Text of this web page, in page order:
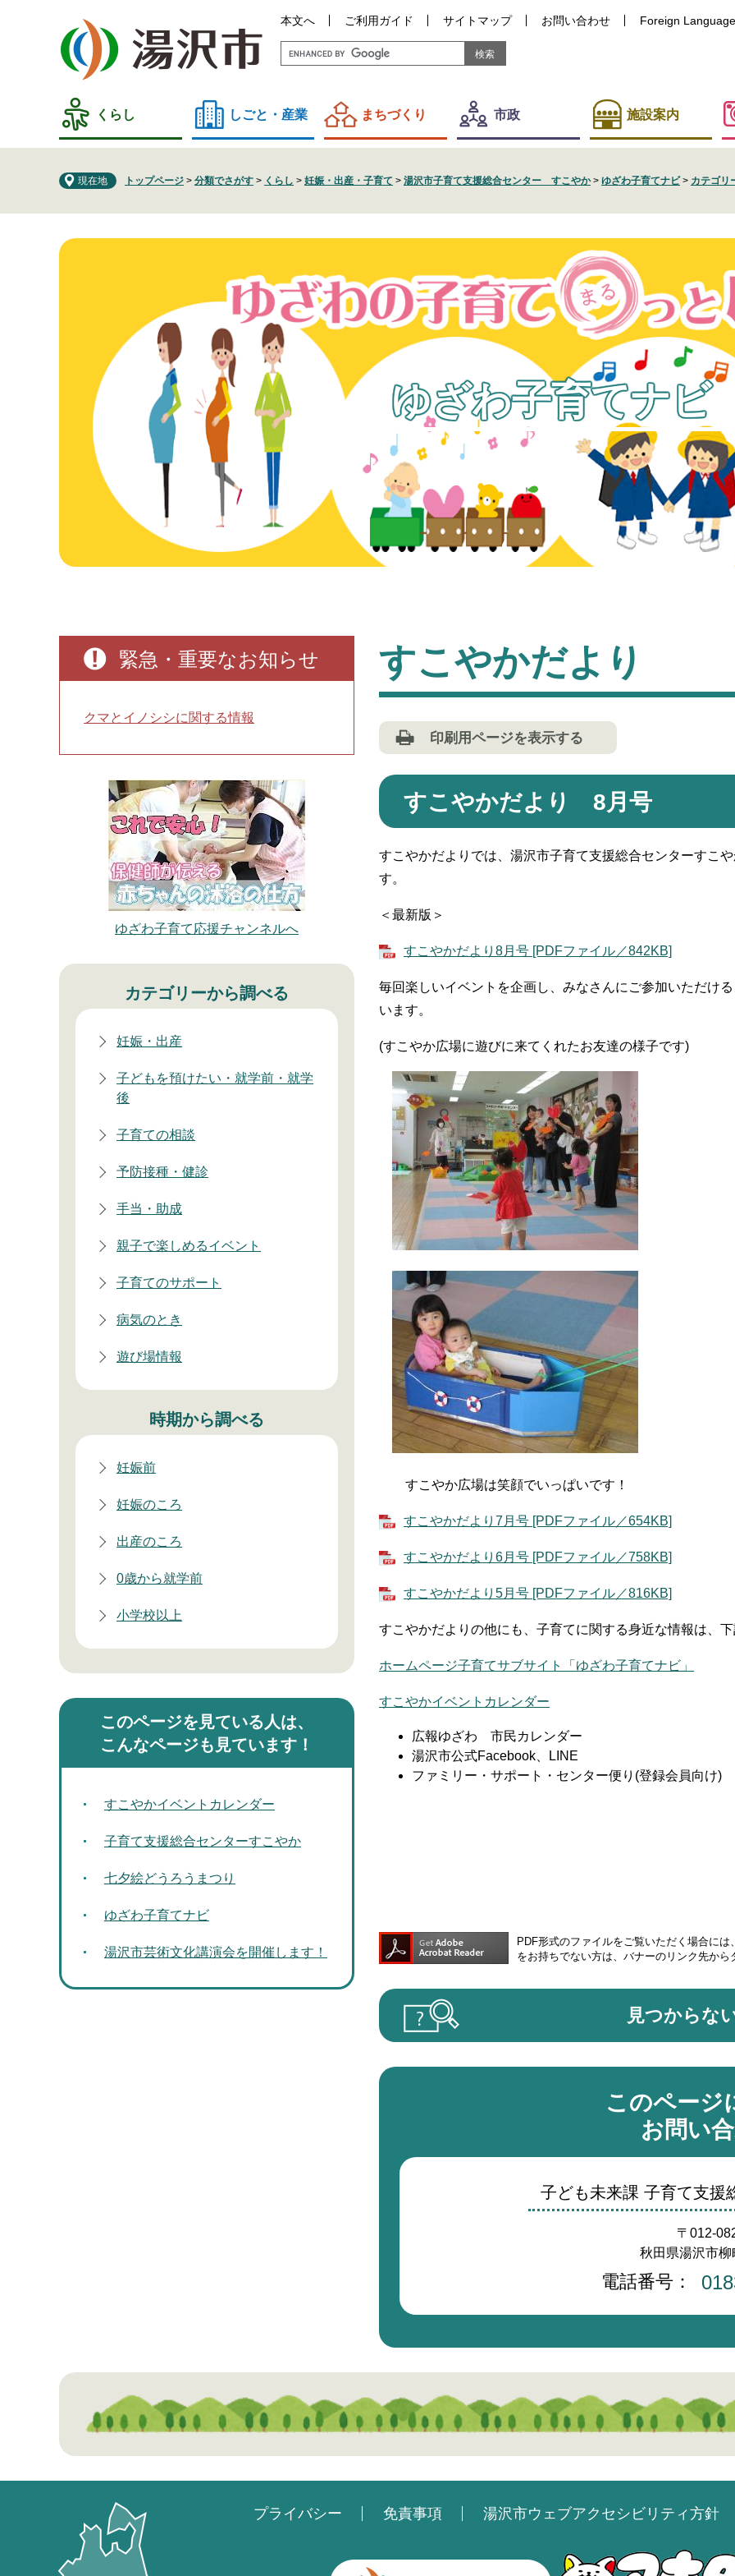
す
し
本文へ ご利用ガイド サイトマップ お問い合わせ Foreign Language
くらし しごと・産業 まちづくり 市政 施設案内
現在地 トップページ > 分類でさがす > くらし > 妊娠・出産・子育て > 湯沢市子育て支援総合センター すこやか > ゆざわ子育てナビ > カテゴリ
ゆざわ子育てナビ
すこやかだより
印刷用ページを表示する
すこやかだより 8月号
すこやかだよりでは、湯沢市子育て支援総合センターすこ
す。
＜最新版＞
すこやかだより8月号 [PDFファイル／842KB]
毎回楽しいイベントを企画し、みなさんにご参加いただけ
います。
(すこやか広場に遊びに来てくれたお友達の様子です)
すこやか広場は笑顔でいっぱいです！
すこやかだより7月号 [PDFファイル／654KB]
すこやかだより6月号 [PDFファイル／758KB]
すこやかだより5月号 [PDFファイル／816KB]
すこやかだよりの他にも、子育てに関する身近な情報は、下
ホームページ子育てサブサイト「ゆざわ子育てナビ」
すこやかイベントカレンダー
広報ゆざわ 市民カレンダー
​湯沢市公式Facebook、LINE
ファミリー・サポート・センター便り(登録会員向け)
PDF形式のファイルをご覧いただく場合には
をお持ちでない方は、バナーのリンク先から
見つからな
このページ
お問い
子ども未来課 子育て支援
〒012-
秋田県湯沢市柳
電話番号：
緊急・重要なお知らせ
クマとイノシシに関する情報
ゆざわ子育て応援チャンネルへ
カテゴリーから調べる
妊娠・出産
子どもを預けたい・就学前・就学
後
子育ての相談
予防接種・健診
手当・助成
親子で楽しめるイベント
子育てのサポート
病気のとき
遊び場情報
時期から調べる
妊娠前
妊娠のころ
出産のころ
0歳から就学前
小学校以上
このページを見ている人は、
こんなページも見ています！
すこやかイベントカレンダー
子育て支援総合センターすこやか
七夕絵どうろうまつり
ゆざわ子育てナビ
湯沢市芸術文化講演会を開催します！
プライバシー 免責事項 湯沢市ウェブアクセシビリティ方針